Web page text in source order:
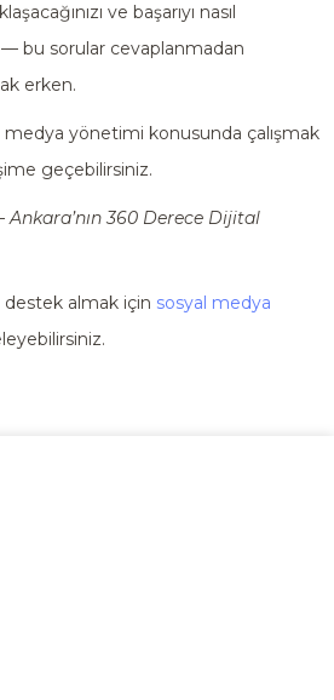
ve başarıyı nasıl
bu sorular cevaplanmadan
erken.
yönetimi konusunda çalışmak
geçebilirsiniz.
360 Derece Dijital
almak için sosyal medya